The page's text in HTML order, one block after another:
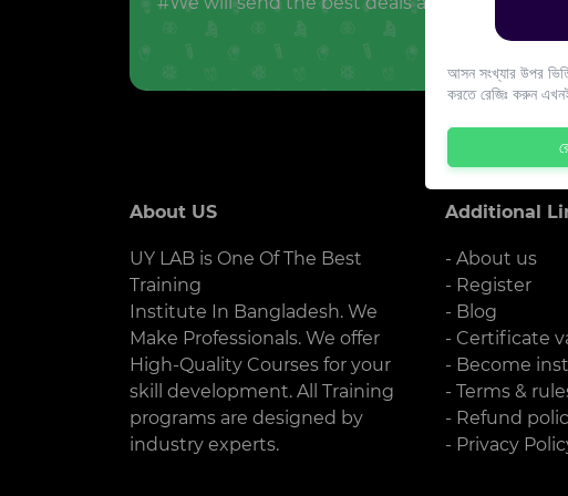
About US
UY LAB is One Of The Best
Training
Institute In Bangladesh. We
Make Professionals. We offer
High-Quality Courses for your
skill development. All Training
programs are designed by
industry experts.
Additional
- About us
- Register
- Blog
- Certificate
- Become
- Terms &
- Refund
- Privacy
আসন সংখ্যার উপর
করতে রেজিঃ করুন